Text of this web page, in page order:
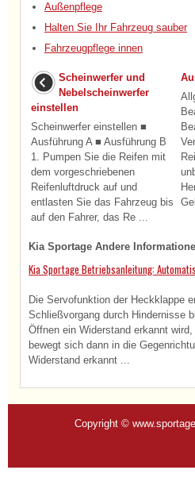
Außenpflege
Halten Sie Ihr Fahrzeug sauber
Fahrzeugpflege innen
Scheinwerfer und
Nebelscheinwerfer
einstellen
Scheinwerfer einstellen ■
Ausführung A ■ Ausführung B
1. Pumpen Sie die Reifen mit
dem vorgeschriebenen
Reifenluftdruck auf und
entlasten Sie das Fahrzeug bis
auf den Fahrer, das Re ...
Kia Sportage Andere
Kia Sportage Betriebsanleitung:
Die Servofunktion der Heckklappe
Schließvorgang durch Hindernisse
Öffnen ein Widerstand erkannt
bewegt sich dann in die
Widerstand erkannt ...
Copyright ©